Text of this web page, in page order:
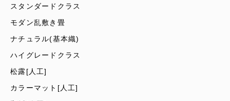
スタンダードクラス
モダン乱敷き畳
ナチュラル(基本織)
ハイグレードクラス
松露[人工]
カラーマット[人工]